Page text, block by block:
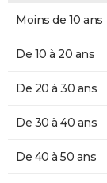
Moins de 10 ans
De 10 à 20 ans
De 20 à 30 ans
De 30 à 40 ans
De 40 à 50 ans